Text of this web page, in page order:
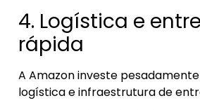
4. Logística e
rápida
A Amazon investe
logística e infraestrutura de